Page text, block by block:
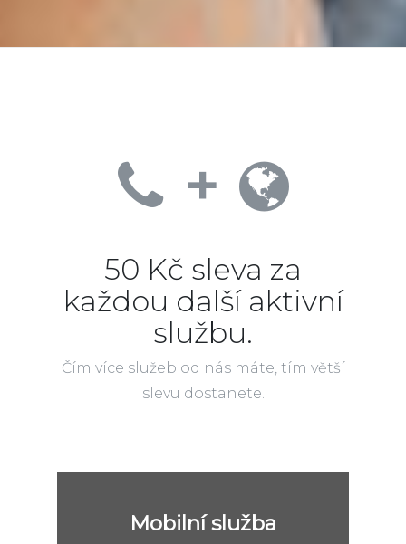
+
50 Kč sleva za
každou další aktivní
službu.
Čím více služeb od nás máte, tím větší
slevu dostanete.
Mobilní služba